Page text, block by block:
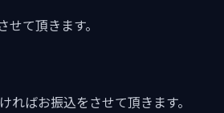
て頂きます。
ればお振込をさせて頂きます。